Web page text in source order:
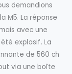
demandions
M5. La réponse
avec une
explosif. La
de 560 ch
via une boîte